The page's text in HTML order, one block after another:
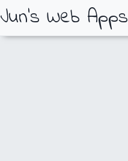
Jun's Web Apps